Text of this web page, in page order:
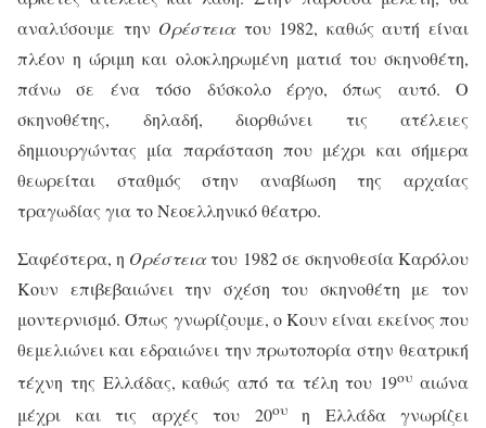
αναλύσουμε την Ορέστειατου 1982, καθώς αυτή είναι
πλέον η ώριμη και ολοκληρωμένη ματιά του σκηνοθέτη,
πάνω σε ένα τόσο δύσκολο έργο, όπως αυτό. Ο
σκηνοθέτης, δηλαδή, διορθώνει τις ατέλειες
δημιουργώντας μία παράσταση που μέχρι και σήμερα
θεωρείται σταθμός στην αναβίωση της αρχαίας
τραγωδίας για το Νεοελληνικό θέατρο.
Σαφέστερα, η Ορέστειατου 1982 σε σκηνοθεσία Καρόλου
Κουν επιβεβαιώνει την σχέση του σκηνοθέτη με τον
μοντερνισμό. Όπως γνωρίζουμε, ο Κουν είναι εκείνος που
θεμελιώνει και εδραιώνει την πρωτοπορία στην θεατρική
τέχνη της Ελλάδας, καθώς από τα τέλη του 19ου αιώνα
μέχρι και τις αρχές του 20ουη Ελλάδα γνωρίζει